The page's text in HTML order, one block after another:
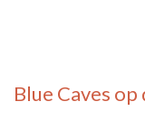
Blue Caves op